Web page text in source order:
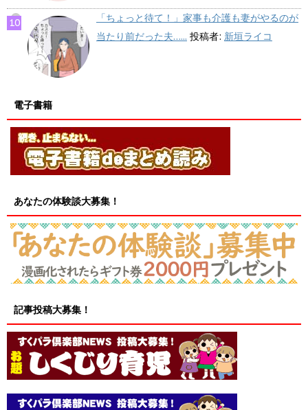
「ちょっと待て！」家事も介護も妻がやるのが
当たり前だった夫…... 投稿者: 新垣ライコ
電子書籍
あなたの体験談大募集！
記事投稿大募集！